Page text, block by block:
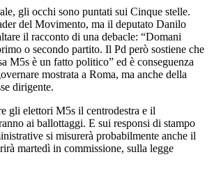
gli occhi sono puntati sui Cinque stelle.
del Movimento, ma il deputato Danilo
il racconto di una debacle: “Domani
o secondo partito. Il Pd però sostiene che
M5s è un fatto politico” ed è conseguenza
mostrata a Roma, ma anche della
dirigente.
gli elettori M5s il centrodestra e il
ai ballottaggi. E sui responsi di stampo
si misurerà probabilmente anche il
martedì in commissione, sulla legge